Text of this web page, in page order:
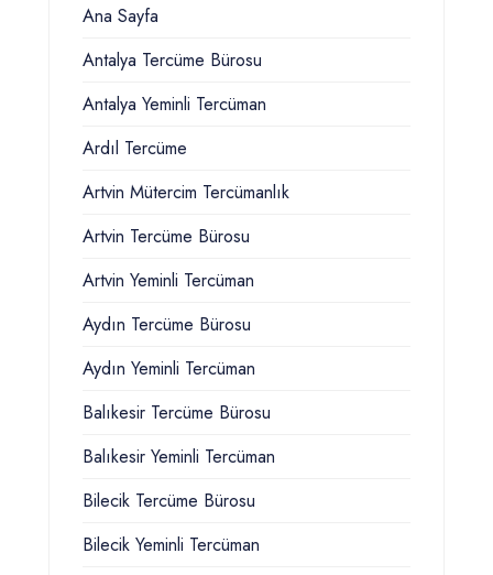
Ana Sayfa
Antalya Tercüme Bürosu
Antalya Yeminli Tercüman
Ardıl Tercüme
Artvin Mütercim Tercümanlık
Artvin Tercüme Bürosu
Artvin Yeminli Tercüman
Aydın Tercüme Bürosu
Aydın Yeminli Tercüman
Balıkesir Tercüme Bürosu
Balıkesir Yeminli Tercüman
Bilecik Tercüme Bürosu
Bilecik Yeminli Tercüman